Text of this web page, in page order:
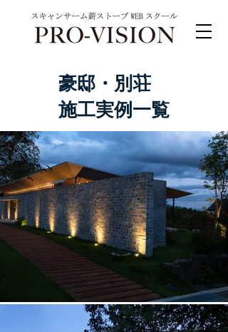
豪邸・別荘
施工実例一覧